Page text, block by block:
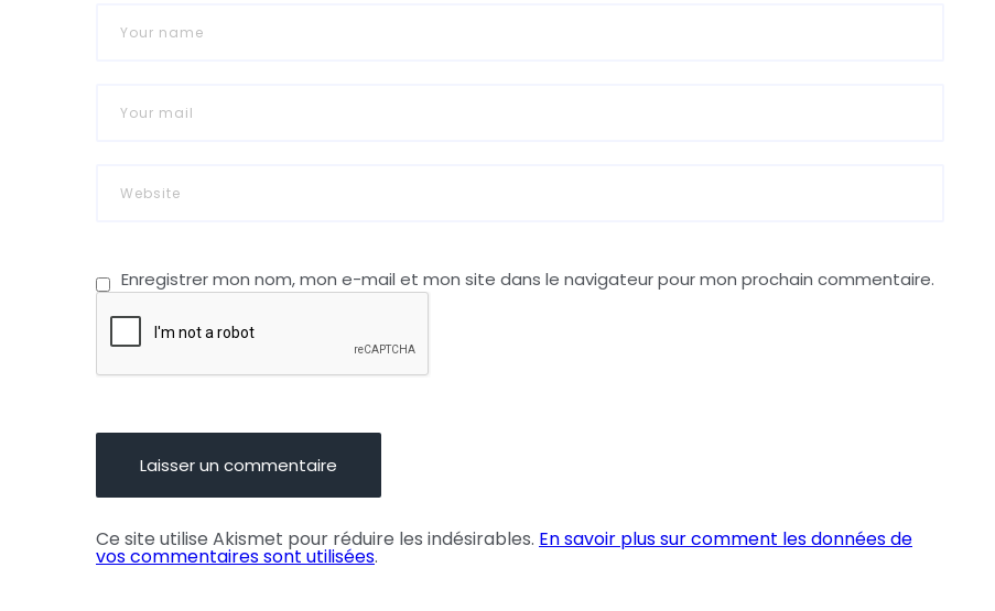
Enregistrer mon nom, mon e-mail et mon site dans le navigateur pour mon prochain commentaire.
Ce site utilise Akismet pour réduire les indésirables. En savoir plus sur comment les données de
vos commentaires sont utilisées.